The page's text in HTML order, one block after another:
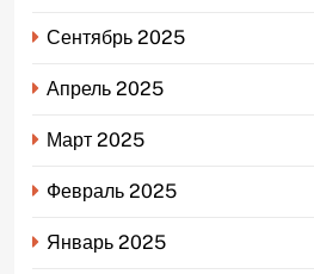
Сентябрь 2025
Апрель 2025
Март 2025
Февраль 2025
Январь 2025